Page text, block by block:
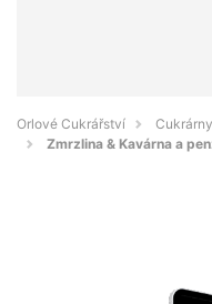
Orlové Cukrářství
Zmrzlina & Kavárna a